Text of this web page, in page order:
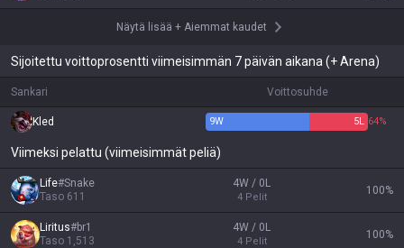
Näytä lisää + Aiemmat kaudet
Sijoitettu voittoprosentti viimeisimmän 7 päivän aikana (+ Arena)
Sankari Voittosuhde
Kled 9W 5L 64%
Viimeksi pelattu (viimeisimmät peliä)
Life#Snake
Taso 611
4W / 0L
4 Pelit
100%
Liritus#br1
Taso 1,513
4W / 0L
4 Pelit
100%